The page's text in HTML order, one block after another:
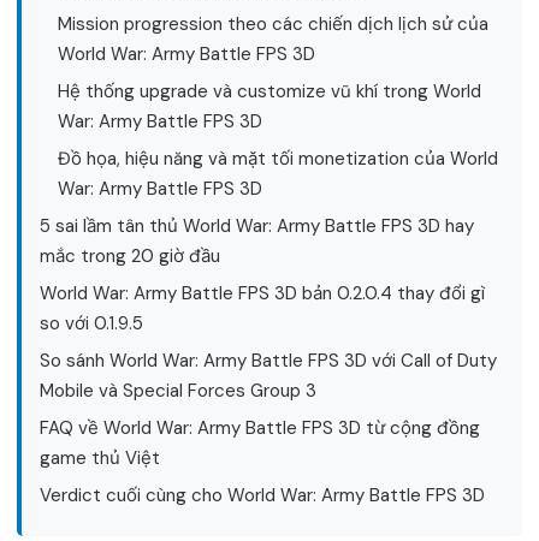
Mission progression theo các chiến dịch lịch sử của
World War: Army Battle FPS 3D
Hệ thống upgrade và customize vũ khí trong World
War: Army Battle FPS 3D
Đồ họa, hiệu năng và mặt tối monetization của World
War: Army Battle FPS 3D
5 sai lầm tân thủ World War: Army Battle FPS 3D hay
mắc trong 20 giờ đầu
World War: Army Battle FPS 3D bản 0.2.0.4 thay đổi gì
so với 0.1.9.5
So sánh World War: Army Battle FPS 3D với Call of Duty
Mobile và Special Forces Group 3
FAQ về World War: Army Battle FPS 3D từ cộng đồng
game thủ Việt
Verdict cuối cùng cho World War: Army Battle FPS 3D